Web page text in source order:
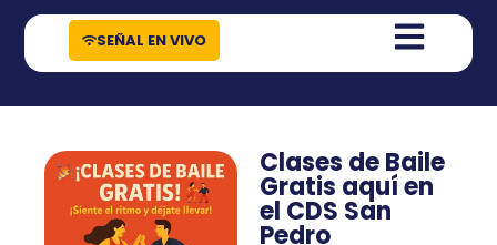
contenido
SEÑAL EN VIVO
Clases de Baile
Gratis aquí en
el CDS San
Pedro